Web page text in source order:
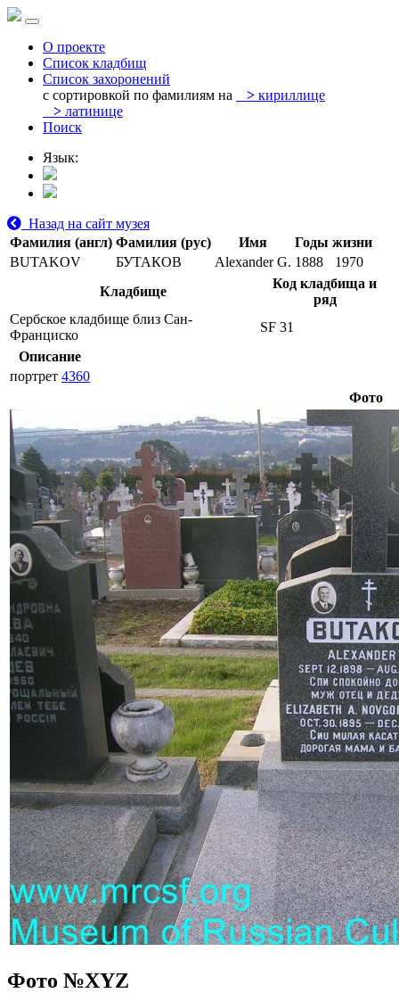
О проекте
Список кладбищ
Список захоронений
с сортировкой по фамилиям на
> кириллице
> латинице
Поиск
Язык:
Назад на сайт музея
Фамилия (англ) Фамилия (рус) Имя
Годы жизни
BUTAKOV
БУТАКОВ Alexander G. 1888
1970
Кладбище
Код кладбища и
ряд
Сербское кладбище близ Сан-
Франциско
SF 31
Описание
портрет 4360
Фото
Фото №XYZ